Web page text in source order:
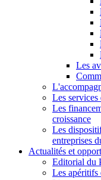
Les
Les services
Les
croissance
Les
entreprises
Actualités et
Editorial du
Les apéritifs